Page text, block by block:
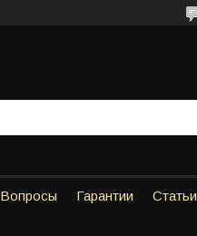
Вопросы Гарантии Статьи